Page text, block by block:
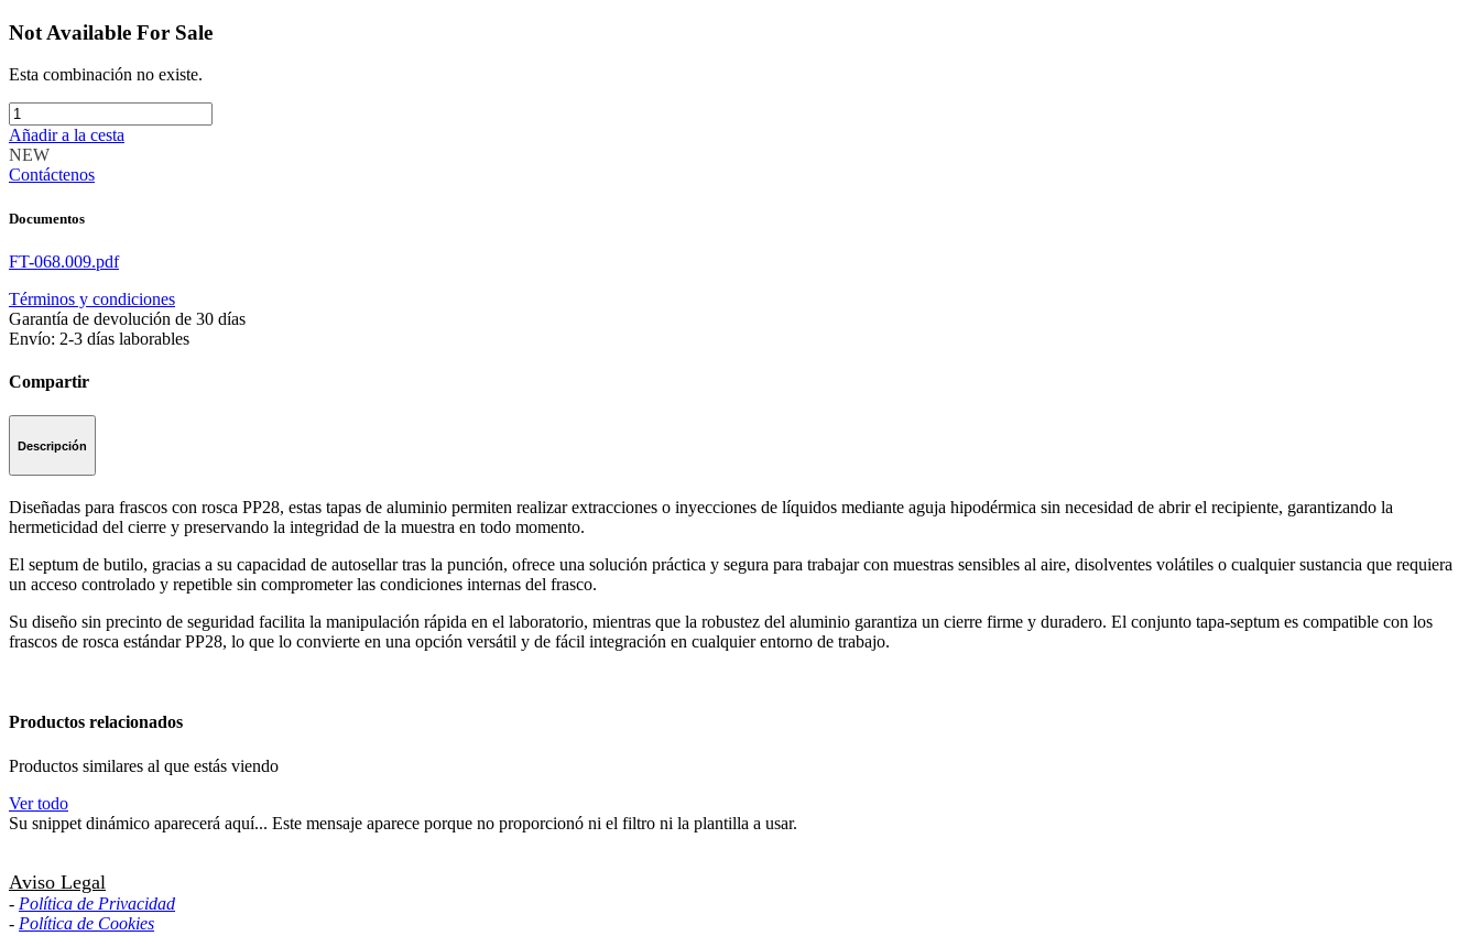
Not Available For Sale
Esta combinación no existe.
Añadir a la cesta
NEW
Contáctenos
Documentos
FT-068.009.pdf
Términos y condiciones
Garantía de devolución de 30 días
Envío: 2-3 días laborables
Compartir
Descripción
Diseñadas para frascos con rosca PP28, estas tapas de aluminio permiten realizar extracciones o inyecciones de líquidos mediante aguja hipodérmica sin necesidad de abrir el recipiente, garantizando la
hermeticidad del cierre y preservando la integridad de la muestra en todo momento.
El septum de butilo, gracias a su capacidad de autosellar tras la punción, ofrece una solución práctica y segura para trabajar con muestras sensibles al aire, disolventes volátiles o cualquier sustancia que requiera
un acceso controlado y repetible sin comprometer las condiciones internas del frasco.
Su diseño sin precinto de seguridad facilita la manipulación rápida en el laboratorio, mientras que la robustez del aluminio garantiza un cierre firme y duradero. El conjunto tapa-septum es compatible con los
frascos de rosca estándar PP28, lo que lo convierte en una opción versátil y de fácil integración en cualquier entorno de trabajo.
Productos relacionados
Productos similares al que estás viendo
Ver todo
Su snippet dinámico aparecerá aquí... Este mensaje aparece porque no proporcionó ni el filtro ni la plantilla a usar.
Aviso Legal
- Política de Privacidad
- Política de Cookies